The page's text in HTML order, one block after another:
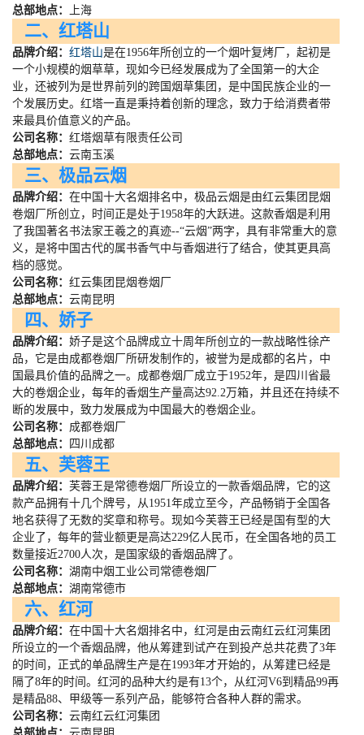
总部地点：
上海
二、红塔山
品牌介绍： 红塔山是在1956年所创立的一个烟叶复烤厂，起初是
一个小规模的烟草草，现如今已经发展成为了全国第一的大企
业，还被列为是世界前列的跨国烟草集团，是中国民族企业的一
个发展历史。红塔一直是秉持着创新的理念，致力于给消费者带
来最具价值意义的产品。
公司名称： 红塔烟草有限责任公司
总部地点： 云南玉溪
三、极品云烟
品牌介绍： 在中国十大名烟排名中，极品云烟是由红云集团昆烟
卷烟厂所创立，时间正是处于1958年的大跃进。这款香烟是利用
了我国著名书法家王羲之的真迹--“云烟”两字，具有非常重大的意
义，是将中国古代的属书香气中与香烟进行了结合，使其更具高
档的感觉。
公司名称： 红云集团昆烟卷烟厂
总部地点： 云南昆明
四、娇子
品牌介绍： 娇子是这个品牌成立十周年所创立的一款战略性徐产
品，它是由成都卷烟厂所研发制作的，被誉为是成都的名片，中
国最具价值的品牌之一。成都卷烟厂成立于1952年，是四川省最
大的卷烟企业，每年的香烟生产量高达92.2万箱，并且还在持续不
断的发展中，致力发展成为中国最大的卷烟企业。
公司名称： 成都卷烟厂
总部地点：
四川成都
五、芙蓉王
品牌介绍： 芙蓉王是常德卷烟厂所设立的一款香烟品牌，它的这
款产品拥有十几个牌号，从1951年成立至今，产品畅销于全国各
地名获得了无数的奖章和称号。现如今芙蓉王已经是国有型的大
企业了，每年的营业额更是高达229亿人民币，在全国各地的员工
数量接近2700人次，是国家级的香烟品牌了。
公司名称： 湖南中烟工业公司常德卷烟厂
总部地点： 湖南常德市
六、红河
品牌介绍： 在中国十大名烟排名中，红河是由云南红云红河集团
所设立的一个香烟品牌，他从筹建到试产在到投产总共花费了3年
的时间，正式的单品牌生产是在1993年才开始的，从筹建已经是
隔了8年的时间。红河的品种大约是有13个，从红河 V6到精品99再
是精品88、甲级等一系列产品，能够符合各种人群的需求。
公司名称： 云南红云红河集团